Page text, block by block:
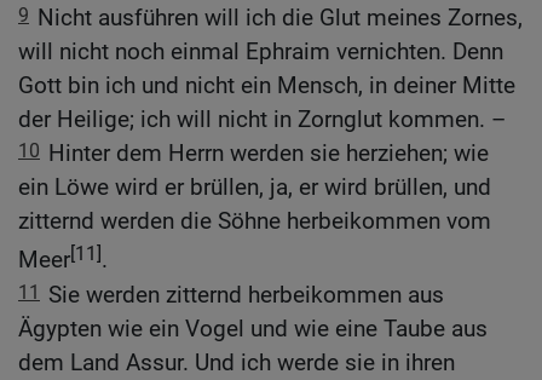
9 Nicht ausführen will ich die Glut meines Zornes,
will nicht noch einmal Ephraim vernichten. Denn
Gott bin ich und nicht ein Mensch, in deiner Mitte
der Heilige; ich will nicht in Zornglut kommen. –
10 Hinter dem Herrn werden sie herziehen; wie
ein Löwe wird er brüllen, ja, er wird brüllen, und
zitternd werden die Söhne herbeikommen vom
Meer[11].
11 Sie werden zitternd herbeikommen aus
Ägypten wie ein Vogel und wie eine Taube aus
dem Land Assur. Und ich werde sie in ihren